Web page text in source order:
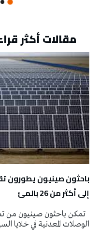
مقالات أكثر
باحثون صينيون يطورون
إلى أكثر من 26 بالمئ
تمكن باحثون صينيون من
الوصلات المعدنية في خلايا